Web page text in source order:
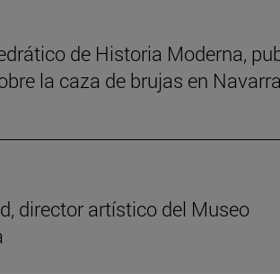
de Historia Moderna,
la caza de brujas en
director artístico del Museo